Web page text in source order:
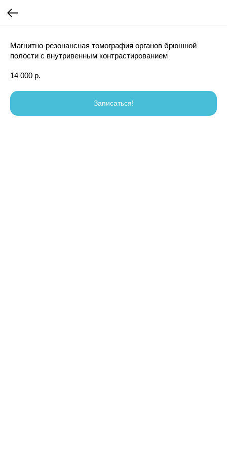
Магнитно-резонансная томография органов брюшной
полости с внутривенным контрастированием
14 000 р.
Записаться!